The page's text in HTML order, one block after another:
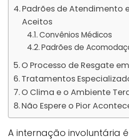
Padrões de Atendimento
Aceitos
Convênios Médicos
Padrões de
O Processo de Resgate
Tratamentos
O Clima e o Ambiente
Não Espere o Pior
A internação involuntária